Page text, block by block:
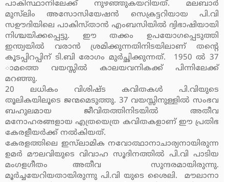
പാകിസ്ഥാനിലേക്ക് നുഴഞ്ഞുകയറിയത്. മലബാര്‍
മുസ്‌ലിം അസോസിയേഷന്‍ സെക്രട്ടറിയായ പി.വി
സഊദിയിലെ പാകിസ്താന്‍ എംബസിയില്‍ ദ്വിഭാഷിയായി
നിശ്ചയിക്കപ്പെട്ടു. ഈ തക്കം ഉപയോഗപ്പെടുത്തി
ഇന്ത്യയില്‍ വരാന്‍ ശ്രമിക്കുന്നതിനിടയിലാണ് തന്റെ
കൂടപ്പിറപ്പിന് ടി.ബി രോഗം മുര്‍ച്ഛിക്കുന്നത്. 1950 ല്‍ 37
ാമത്തെ വയസ്സില്‍ കാലയവനികക്ക് പിന്നിലേക്ക്
മറഞ്ഞു.
20 ലധികം വിശിഷ്ട കവിതകള്‍ പി.വിയുടെ
തൂലികയിലൂടെ ജന്മമെടുത്തു. 37 വയസ്സിനുള്ളില്‍ സംഭവ
ബഹുലമായ ജീവിതത്തിനിടയില്‍ അതീവ
മനോഹരങ്ങളായ എത്രയെത്ര കവിതകളാണ് ഈ പ്രതിഭ
കേരളീയര്‍ക്ക് നല്‍കിയത്.
കേരളത്തിലെ ഇസ്‌ലാമിക നവോത്ഥാനാചാര്യനായിരുന്ന
ഉമര്‍ മൗലവിയുടെ വിവാഹ സൂദിനത്തില്‍ പി.വി പാടിയ
മംഗളഗീതം അതീവ സുന്ദരമായിരുന്നു.
മൂര്‍ച്ചയേറിയതായിരുന്നു പി.വി യുടെ ശൈലി. മൗലാനാ